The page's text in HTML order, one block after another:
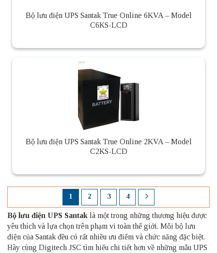
Bộ lưu điện UPS Santak True Online 6KVA – Model
C6KS-LCD
Bộ lưu điện UPS Santak True Online 2KVA – Model
C2KS-LCD
1 2 3 4
Bộ lưu điện UPS Santak là một trong những thương hiệu được
yêu thích và lựa chọn trên phạm vi toàn thế giới. Mỗi bộ lưu
điện của Santak đều có rất nhiều ưu điểm và chức năng đặc biệt.
Hãy cùng Digitech JSC tìm hiểu chi tiết hơn về những mẫu UPS